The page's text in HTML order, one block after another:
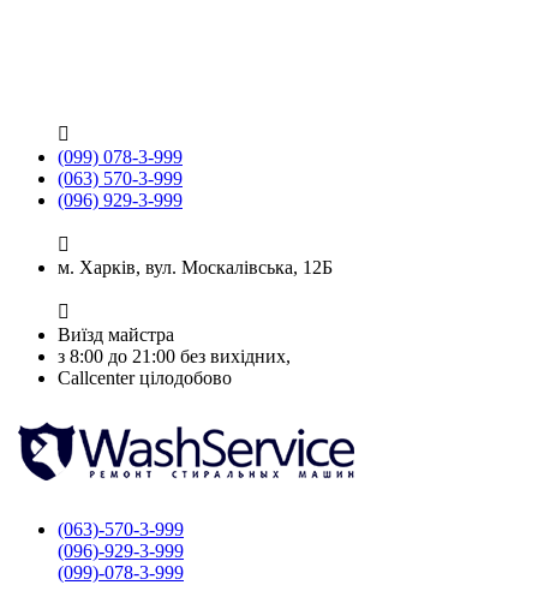

(099) 078-3-999
(063) 570-3-999
(096) 929-3-999

м. Харків, вул. Москалівська, 12Б

Виїзд майстра
з 8:00 до 21:00 без вихідних,
Callcenter цілодобово
(063)-570-3-999
(096)-929-3-999
(099)-078-3-999